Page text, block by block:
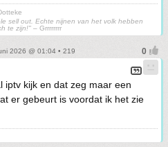
sell out. Echte nijnen van het volk hebben
te zijn!" – Grrrrrrrr
2026 @ 01:04 • 219
iptv kijk en dat zeg maar een
er gebeurt is voordat ik het zie